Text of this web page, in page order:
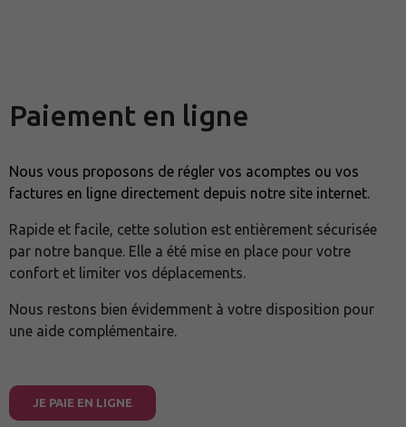
Paiement en ligne
Nous vous proposons de régler vos acomptes ou vos
factures en ligne directement depuis notre site internet.
Rapide et facile, cette solution est entièrement sécurisée
par notre banque. Elle a été mise en place pour votre
confort et limiter vos déplacements.
Nous restons bien évidemment à votre disposition pour
une aide complémentaire.
JE PAIE EN LIGNE